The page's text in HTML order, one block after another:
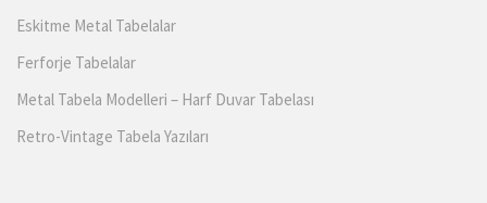
Eskitme Metal Tabelalar
Ferforje Tabelalar
Metal Tabela Modelleri – Harf Duvar Tabelası
Retro-Vintage Tabela Yazıları